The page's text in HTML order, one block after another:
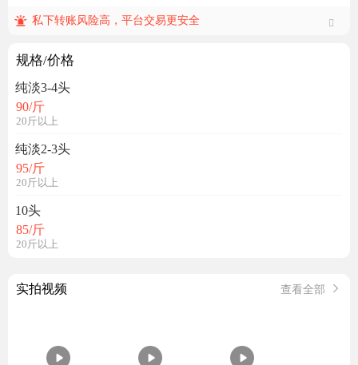
私下转账风险高，平台交易更安全
规格/价格
纯淡3-4头
90/斤
20斤以上
纯淡2-3头
95/斤
20斤以上
10头
85/斤
20斤以上
实拍视频 查看全部